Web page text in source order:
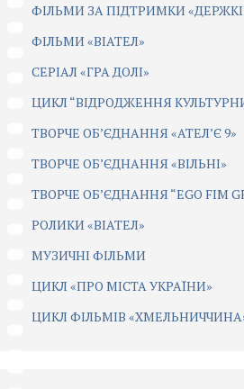
ФІЛЬМИ ЗА ПІДТРИМКИ
ФІЛЬМИ «ВІАТЕЛ»
СЕРІАЛ «ГРА ДОЛІ»
ЦИКЛ “ВІДРОДЖЕННЯ
ТВОРЧЕ ОБ’ЄДНАННЯ «АТЕЛ’Є 9»
ТВОРЧЕ ОБ’ЄДНАННЯ «ВІЛЬНІ»
ТВОРЧЕ ОБ’ЄДНАННЯ “EGO FIM
РОЛИКИ «ВІАТЕЛ»
МУЗИЧНІ ФІЛЬМИ
ЦИКЛ «ПРО МІСТА УКРАЇНИ»
ЦИКЛ ФІЛЬМІВ